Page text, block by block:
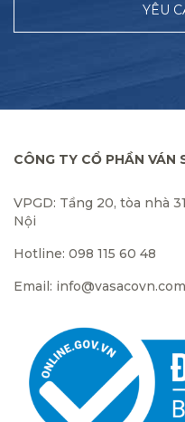
YÊU
CÔNG TY CỔ PHẦN VÁN
VPGD: Tầng 20, tòa nhà
Nội
Hotline: 098 115 60 48
Email: info@vasacovn.com